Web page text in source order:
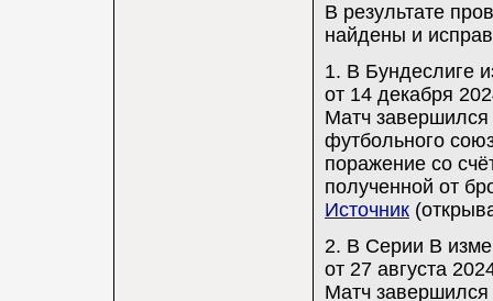
В результате
найдены и
1. В Бундеслиге
от 14 декабря
Матч завершился
футбольного
поражение со
полученной от
Источник
2. В Серии B
от 27 августа
Матч